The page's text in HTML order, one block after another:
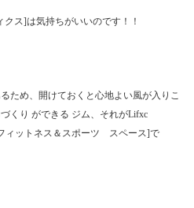
ス]は気持ちがいいのです！！
ため、開けておくと心地よい風が入りこ
くり ができる ジム、それがLifxc
ィットネス＆スポーツ スペース]で